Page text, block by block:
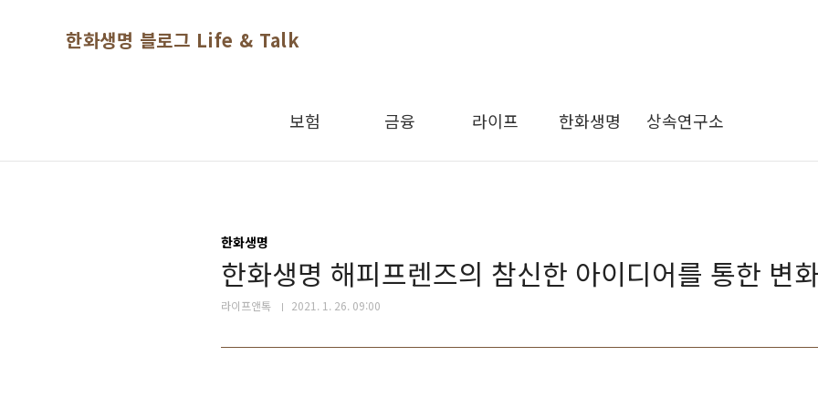
한화생명 블로그 Life & Talk
보험 금융 라이프 한화생명 상속연구소
한화생명
한화생명 해피프렌즈의 참신한 아이디어를 통한 변
라이프앤톡 2021. 1. 26. 09:00